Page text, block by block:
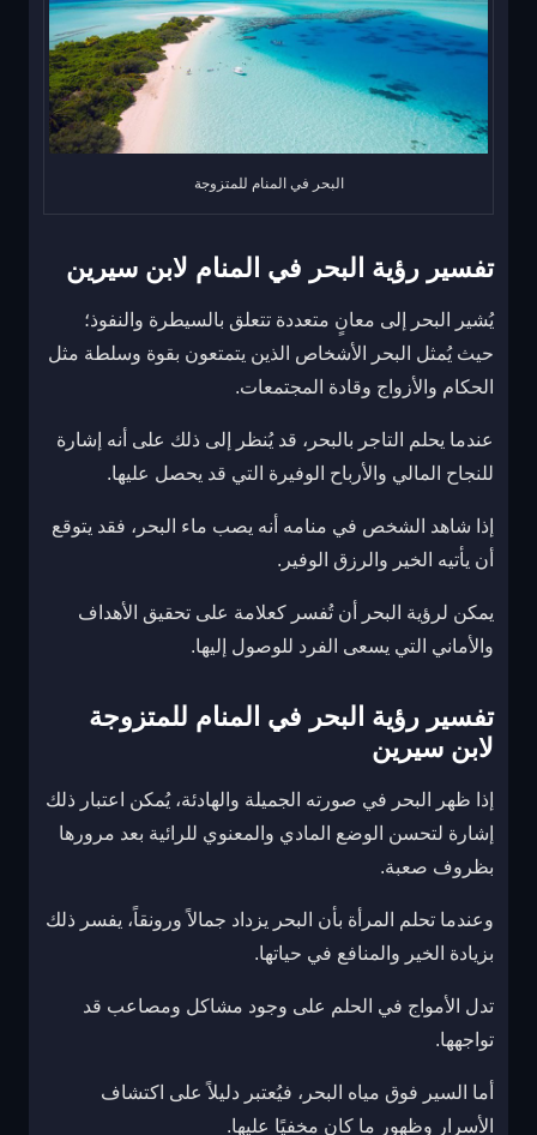
البحر في المنام للمتزوجة
تفسير رؤية البحر في المنام لابن سيرين
يُشير البحر إلى معانٍ متعددة تتعلق بالسيطرة والنفوذ؛
حيث يُمثل البحر الأشخاص الذين يتمتعون بقوة وسلطة مثل
الحكام والأزواج وقادة المجتمعات.
عندما يحلم التاجر بالبحر، قد يُنظر إلى ذلك على أنه إشارة
للنجاح المالي والأرباح الوفيرة التي قد يحصل عليها.
إذا شاهد الشخص في منامه أنه يصب ماء البحر، فقد يتوقع
أن يأتيه الخير والرزق الوفير.
يمكن لرؤية البحر أن تُفسر كعلامة على تحقيق الأهداف
والأماني التي يسعى الفرد للوصول إليها.
تفسير رؤية البحر في المنام للمتزوجة
لابن سيرين
إذا ظهر البحر في صورته الجميلة والهادئة، يُمكن اعتبار ذلك
إشارة لتحسن الوضع المادي والمعنوي للرائية بعد مرورها
بظروف صعبة.
وعندما تحلم المرأة بأن البحر يزداد جمالاً ورونقاً، يفسر ذلك
بزيادة الخير والمنافع في حياتها.
تدل الأمواج في الحلم على وجود مشاكل ومصاعب قد
تواجهها.
أما السير فوق مياه البحر، فيُعتبر دليلاً على اكتشاف
الأسرار وظهور ما كان مخفيًا عليها.